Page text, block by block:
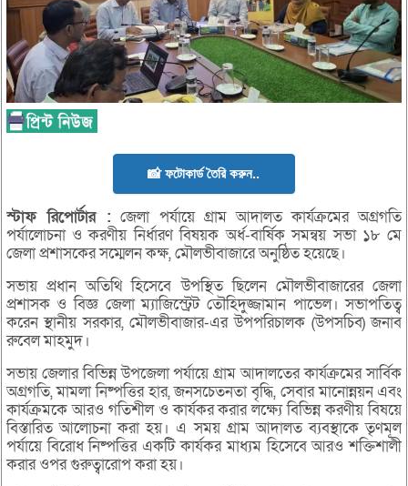
📸 ফটোকার্ড তৈরি করুন..
স্টাফরিপোর্টার : জেলা পর্যায়ে গ্রাম আদালত কার্যক্রমের অগ্রগতি
পর্যালোচনা ও করণীয় নির্ধারণ বিষয়ক অর্ধ-বার্ষিক সমন্বয় সভা ১৮ মে
জেলা প্রশাসকের সম্মেলন কক্ষ, মৌলভীবাজারে অনুষ্ঠিত হয়েছে।
সভায় প্রধান অতিথি হিসেবে উপস্থিত ছিলেন মৌলভীবাজারের জেলা
প্রশাসক ও বিজ্ঞ জেলা ম্যাজিস্ট্রেট তৌহিদুজ্জামান পাভেল। সভাপতিত্ব
করেন স্থানীয় সরকার, মৌলভীবাজার-এর উপপরিচালক (উপসচিব) জনাব
রুবেল মাহমুদ।
সভায় জেলার বিভিন্ন উপজেলা পর্যায়ে গ্রাম আদালতের কার্যক্রমের সার্বিক
অগ্রগতি, মামলা নিষ্পত্তির হার, জনসচেতনতা বৃদ্ধি, সেবার মানোন্নয়ন এবং
কার্যক্রমকে আরও গতিশীল ও কার্যকর করার লক্ষ্যে বিভিন্ন করণীয় বিষয়ে
বিস্তারিত আলোচনা করা হয়। এ সময় গ্রাম আদালত ব্যবস্থাকে তৃণমূল
পর্যায়ে বিরোধ নিষ্পত্তির একটি কার্যকর মাধ্যম হিসেবে আরও শক্তিশালী
করার ওপর গুরুত্বারোপ করা হয়।